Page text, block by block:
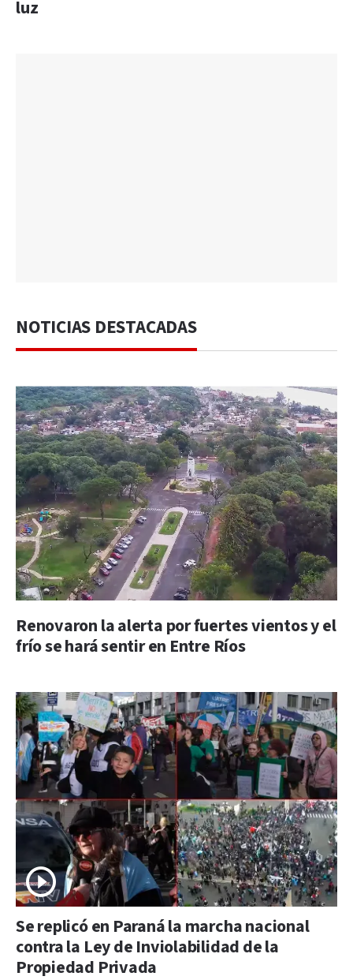
luz
NOTICIAS DESTACADAS
Renovaron la alerta por fuertes vientos y el
frío se hará sentir en Entre Ríos
Se replicó en Paraná la marcha nacional
contra la Ley de Inviolabilidad de la
Propiedad Privada